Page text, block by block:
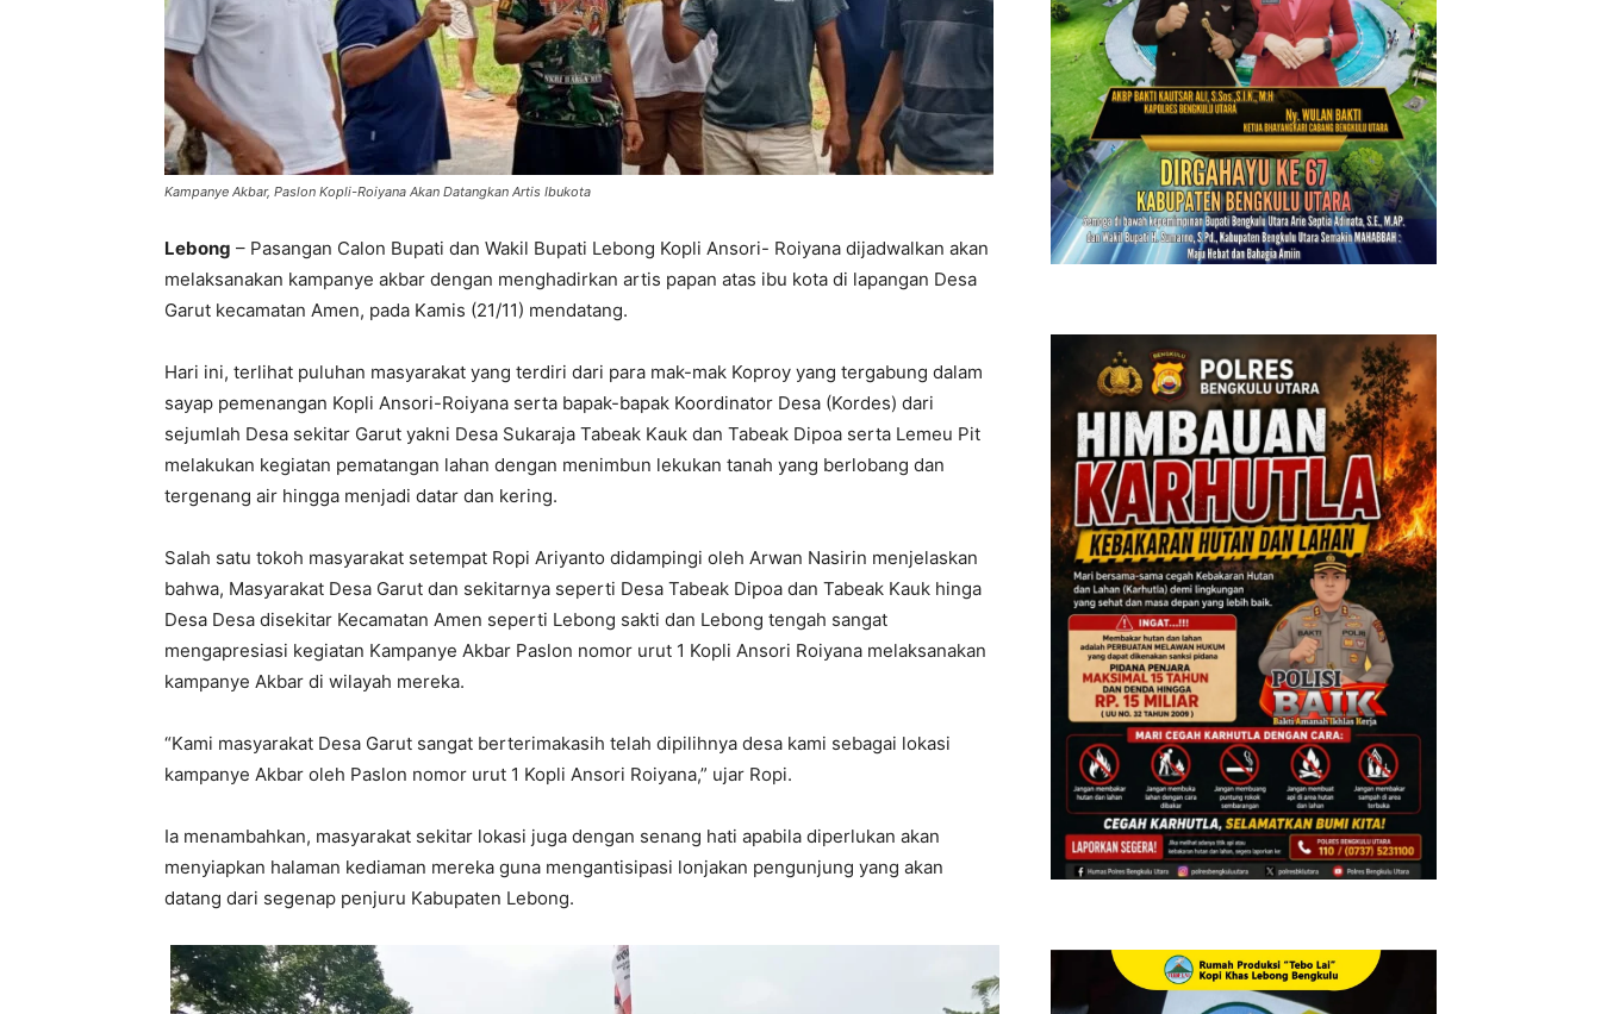
Kampanye Akbar, Paslon Kopli-Roiyana Akan Datangkan Artis Ibukota
Lebong – Pasangan Calon Bupati dan Wakil Bupati Lebong Kopli Ansori- Roiyana dijadwalkan akan
melaksanakan kampanye akbar dengan menghadirkan artis papan atas ibu kota di lapangan Desa
Garut kecamatan Amen, pada Kamis (21/11) mendatang.
Hari ini, terlihat puluhan masyarakat yang terdiri dari para mak-mak Koproy yang tergabung dalam
sayap pemenangan Kopli Ansori-Roiyana serta bapak-bapak Koordinator Desa (Kordes) dari
sejumlah Desa sekitar Garut yakni Desa Sukaraja Tabeak Kauk dan Tabeak Dipoa serta Lemeu Pit
melakukan kegiatan pematangan lahan dengan menimbun lekukan tanah yang berlobang dan
tergenang air hingga menjadi datar dan kering.
Salah satu tokoh masyarakat setempat Ropi Ariyanto didampingi oleh Arwan Nasirin menjelaskan
bahwa, Masyarakat Desa Garut dan sekitarnya seperti Desa Tabeak Dipoa dan Tabeak Kauk hinga
Desa Desa disekitar Kecamatan Amen seperti Lebong sakti dan Lebong tengah sangat
mengapresiasi kegiatan Kampanye Akbar Paslon nomor urut 1 Kopli Ansori Roiyana melaksanakan
kampanye Akbar di wilayah mereka.
“Kami masyarakat Desa Garut sangat berterimakasih telah dipilihnya desa kami sebagai lokasi
kampanye Akbar oleh Paslon nomor urut 1 Kopli Ansori Roiyana,” ujar Ropi.
Ia menambahkan, masyarakat sekitar lokasi juga dengan senang hati apabila diperlukan akan
menyiapkan halaman kediaman mereka guna mengantisipasi lonjakan pengunjung yang akan
datang dari segenap penjuru Kabupaten Lebong.